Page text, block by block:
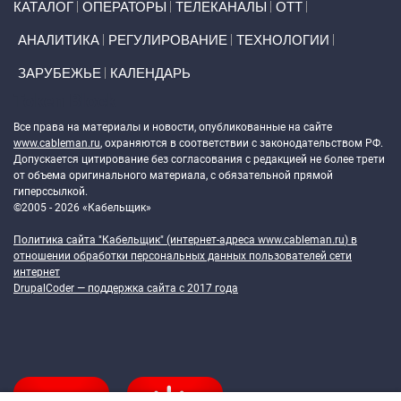
КАТАЛОГ ОПЕРАТОРЫ ТЕЛЕКАНАЛЫ ОТТ
АНАЛИТИКА РЕГУЛИРОВАНИЕ ТЕХНОЛОГИИ
ЗАРУБЕЖЬЕ КАЛЕНДАРЬ
Все права на материалы и новости, опубликованные на сайте
www.cableman.ru, охраняются в соответствии с законодательством РФ.
Допускается цитирование без согласования с редакцией не более трети
от объема оригинального материала, с обязательной прямой
гиперссылкой.
©2005 - 2026 «Кабельщик»
Политика сайта "Кабельщик" (интернет-адреса www.cableman.ru) в
отношении обработки персональных данных пользователей сети
интернет
DrupalCoder — поддержка сайта c 2017 года